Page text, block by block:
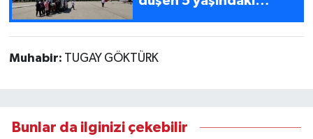
Muhabir: TUGAY GÖKTÜRK
Bunlar da ilginizi çekebilir